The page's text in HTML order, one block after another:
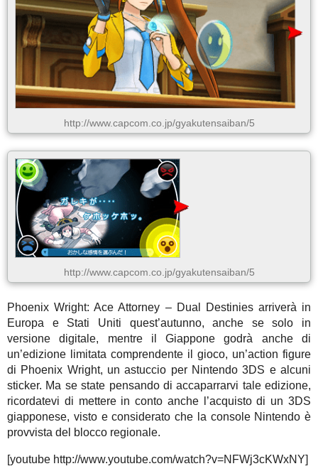
http://www.capcom.co.jp/gyakutensaiban/5
http://www.capcom.co.jp/gyakutensaiban/5
Phoenix Wright: Ace Attorney – Dual Destinies arriverà in
Europa e Stati Uniti quest’autunno, anche se solo in
versione digitale, mentre il Giappone godrà anche di
un’edizione limitata comprendente il gioco, un’action figure
di Phoenix Wright, un astuccio per Nintendo 3DS e alcuni
sticker. Ma se state pensando di accaparrarvi tale edizione,
ricordatevi di mettere in conto anche l’acquisto di un 3DS
giapponese, visto e considerato che la console Nintendo è
provvista del blocco regionale.
[youtube http://www.youtube.com/watch?v=NFWj3cKWxNY]